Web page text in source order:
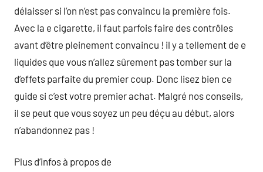
délaisser si l’on n’est pas convaincu la première fois.
Avec la e cigarette, il faut parfois faire des contrôles
avant d’être pleinement convaincu ! il y a tellement de e
liquides que vous n’allez sûrement pas tomber sur la
d’effets parfaite du premier coup. Donc lisez bien ce
guide si c’est votre premier achat. Malgré nos conseils,
il se peut que vous soyez un peu déçu au début, alors
n’abandonnez pas !
Plus d’infos à propos de